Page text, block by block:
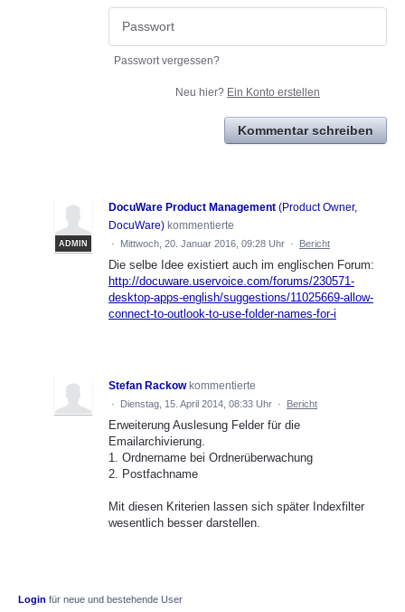
Passwort vergessen?
Neu hier? Ein Konto erstellen
Kommentar schreiben
ADMIN
DocuWare Product Management (Product Owner,
DocuWare) kommentierte
· Mittwoch, 20. Januar 2016, 09:28 Uhr · Bericht
Die selbe Idee existiert auch im englischen Forum:
http://docuware.uservoice.com/forums/230571-
desktop-apps-english/suggestions/11025669-allow-
connect-to-outlook-to-use-folder-names-for-i
Stefan Rackow kommentierte
· Dienstag, 15. April 2014, 08:33 Uhr · Bericht
Erweiterung Auslesung Felder für die
Emailarchivierung.
1. Ordnername bei Ordnerüberwachung
2. Postfachname
Mit diesen Kriterien lassen sich später Indexfilter
wesentlich besser darstellen.
Login für neue und bestehende User